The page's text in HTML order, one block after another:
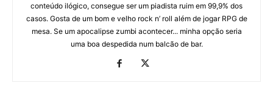
conteúdo ilógico, consegue ser um piadista ruim em 99,9% dos
casos. Gosta de um bom e velho rock n’ roll além de jogar RPG de
mesa. Se um apocalipse zumbi acontecer... minha opção seria
uma boa despedida num balcão de bar.